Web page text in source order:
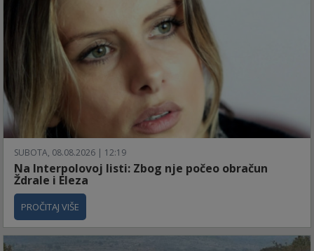
SUBOTA, 08.08.2026 | 12:19
Na Interpolovoj listi: Zbog nje počeo obračun
Ždrale i Eleza
PROČITAJ VIŠE